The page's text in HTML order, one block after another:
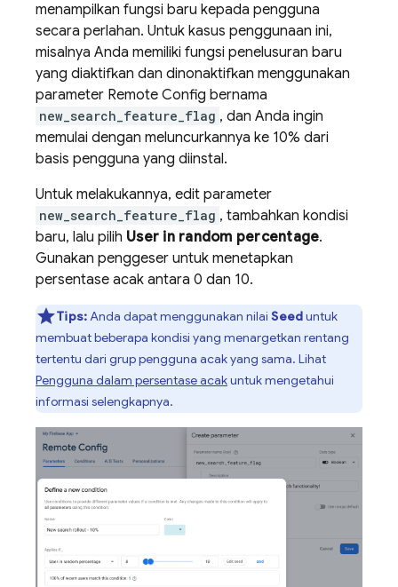
menampilkan fungsi baru kepada pengguna
secara perlahan. Untuk kasus penggunaan ini,
misalnya Anda memiliki fungsi penelusuran baru
yang diaktifkan dan dinonaktifkan menggunakan
parameter Remote Config bernama
new_search_feature_flag , dan Anda ingin
memulai dengan meluncurkannya ke 10% dari
basis pengguna yang diinstal.
Untuk melakukannya, edit parameter
new_search_feature_flag , tambahkan kondisi
baru, lalu pilih User in random percentage.
Gunakan penggeser untuk menetapkan
persentase acak antara 0 dan 10.
Tips:Anda dapat menggunakan nilaiSeeduntuk
membuat beberapa kondisi yang menargetkan rentang
tertentu dari grup pengguna acak yang sama. Lihat
Pengguna dalam persentase acakuntuk mengetahui
informasi selengkapnya.